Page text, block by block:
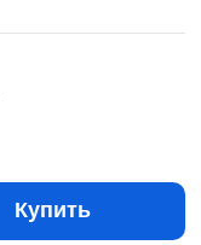
Купить